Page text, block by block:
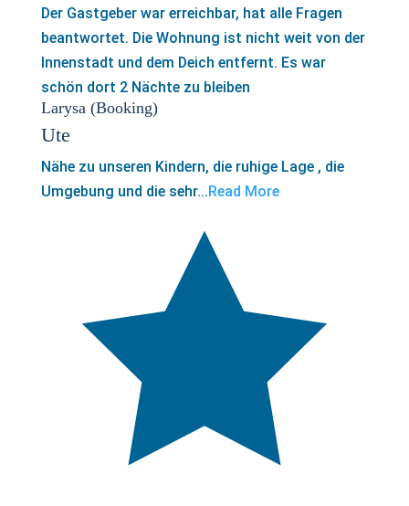
Der Gastgeber war erreichbar, hat alle Fragen
beantwortet. Die Wohnung ist nicht weit von der
Innenstadt und dem Deich entfernt. Es war
schön dort 2 Nächte zu bleiben
Larysa (Booking)
Ute
Nähe zu unseren Kindern, die ruhige Lage , die
Umgebung und die sehr...Read More